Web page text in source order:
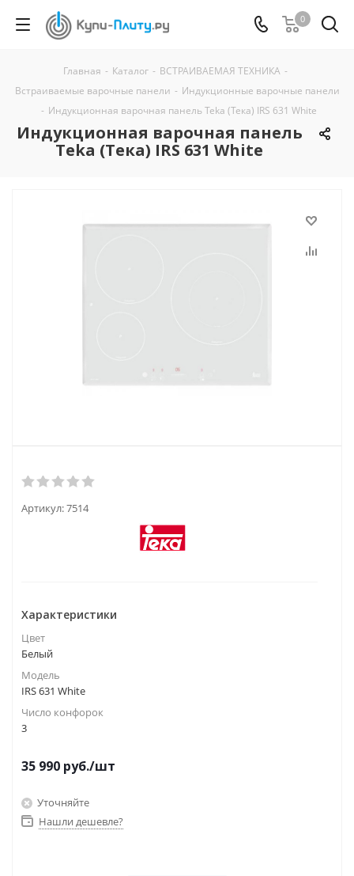
0
Главная - Каталог - ВСТРАИВАЕМАЯ ТЕХНИКА -
Встраиваемые варочные панели - Индукционные варочные панели
- Индукционная варочная панель Teka (Тека) IRS 631 White
Индукционная варочная панель
Teka (Тека) IRS 631 White
Артикул:7514
Характеристики
Цвет
Белый
Модель
IRS 631 White
Число конфорок
3
35 990 руб./шт
Уточняйте
Нашли дешевле?